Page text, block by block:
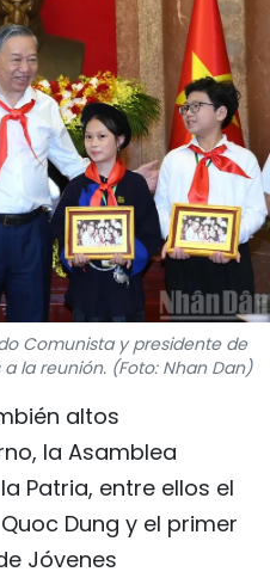
MULTIMEDIA
SOMOS?
Comunista y presidente de
la reunión. (Foto: Nhan Dan)
altos
la Asamblea
Patria, entre ellos el
Dung y el primer
Jóvenes